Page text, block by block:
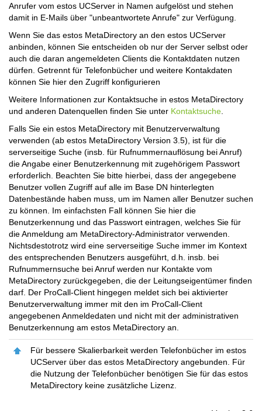
Anrufer vom estos UCServer in Namen aufgelöst und stehen
damit in E-Mails über "unbeantwortete Anrufe" zur Verfügung.
Wenn Sie das estos MetaDirectory an den estos UCServer
anbinden, können Sie entscheiden ob nur der Server selbst oder
auch die daran angemeldeten Clients die Kontaktdaten nutzen
dürfen. Getrennt für Telefonbücher und weitere Kontakdaten
können Sie hier den Zugriff konfigurieren
Weitere Informationen zur Kontaktsuche in estos MetaDirectory
und anderen Datenquellen finden Sie unter Kontaktsuche
Falls Sie ein estos MetaDirectory mit Benutzerverwaltung
verwenden (ab estos MetaDirectory Version 3.5), ist für die
serverseitige Suche (insb. für Rufnummernauflösung bei Anruf)
die Angabe einer Benutzerkennung mit zugehörigem Passwort
erforderlich. Beachten Sie bitte hierbei, dass der angegebene
Benutzer vollen Zugriff auf alle im Base DN hinterlegten
Datenbestände haben muss, um im Namen aller Benutzer suchen
zu können. Im einfachsten Fall können Sie hier die
Benutzerkennung und das Passwort eintragen, welches Sie für
die Anmeldung am MetaDirectory-Administrator verwenden.
Nichtsdestotrotz wird eine serverseitige Suche immer im Kontext
des entsprechenden Benutzers ausgeführt, d.h. insb. bei
Rufnummernsuche bei Anruf werden nur Kontakte vom
MetaDirectory zurückgegeben, die der Leitungseigentümer finden
darf. Der ProCall-Client hingegen meldet sich bei aktivierter
Benutzerverwaltung immer mit den im ProCall-Client
angegebenen Anmeldedaten und nicht mit der administrativen
Benutzerkennung am estos MetaDirectory an.
Für bessere Skalierbarkeit werden Telefonbücher im estos
UCServer über das estos MetaDirectory angebunden. Für
die Nutzung der Telefonbücher benötigen Sie für das estos
MetaDirectory keine zusätzliche Lizenz.